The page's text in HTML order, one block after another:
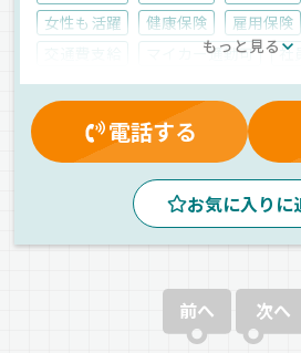
女性も活躍
健康保険 雇用保険
マイカー通勤可
社
有給休暇
制服・作業着貸与 昇
残業手当
昼 夕方
バ
地場 拠点多数 カーナ
パート
もっと見る
電話する
お気に入りに
前へ 次へ